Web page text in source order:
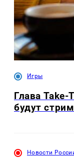
Игры
Глава Take-
будут
Новости